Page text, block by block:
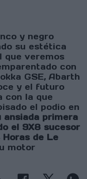
y negro
su estética
que veremos
con
GSE, Abarth
y el futuro
con la que
el podio en
ansiada primera
el 9X8 sucesor
de Le
motor